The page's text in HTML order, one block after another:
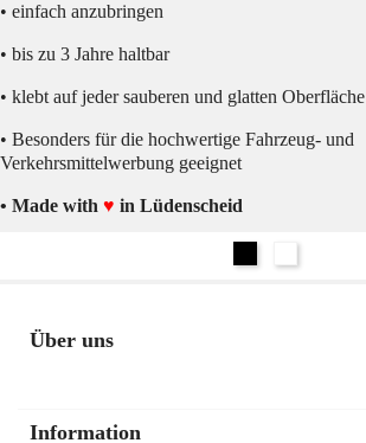
• einfach anzubringen
• bis zu 3 Jahre haltbar
• klebt auf jeder sauberen und glatten Oberfläche
• Besonders für die hochwertige Fahrzeug- und
Verkehrsmittelwerbung geeignet
• Made with ♥ in Lüdenscheid
Über uns
Information